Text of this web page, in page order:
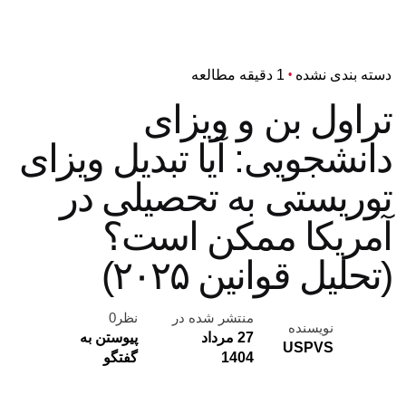
دسته بندی نشده 1 دقیقه مطالعه
تراول بن و ویزای
دانشجویی: آیا تبدیل ویزای
توریستی به تحصیلی در
آمریکا ممکن است؟
(تحلیل قوانین ۲۰۲۵)
نویسنده
USPVS
منتشر شده در
27 مرداد
1404
نظر0
پیوستن به
گفتگو